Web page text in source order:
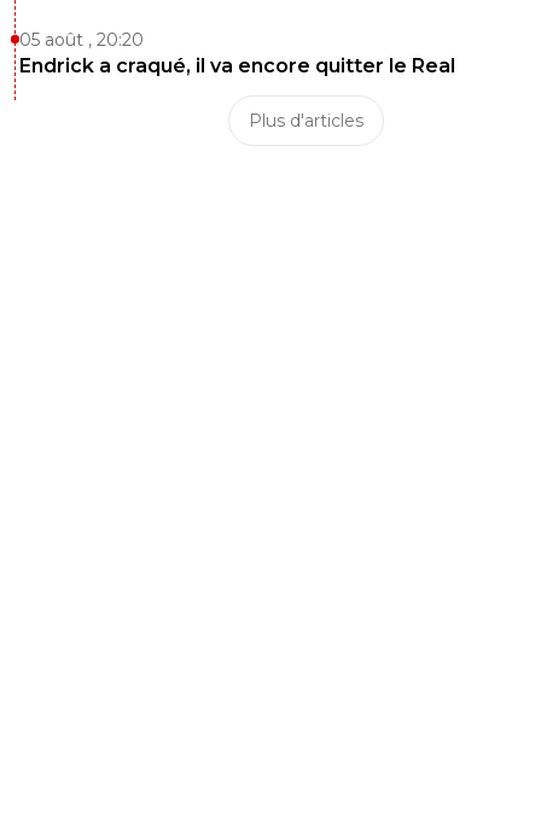
05 août , 20:20
Endrick a craqué, il va encore quitter le Real
Plus d'articles